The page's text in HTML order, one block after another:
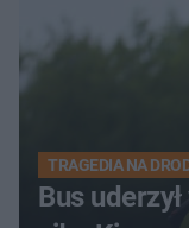
TRAGEDIA NA
Bus